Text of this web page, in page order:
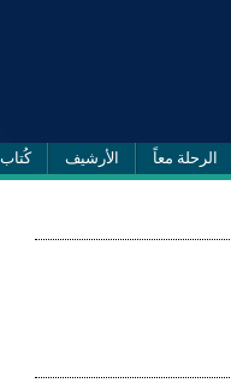
الرحلة معاً الأرشيف كُتاب